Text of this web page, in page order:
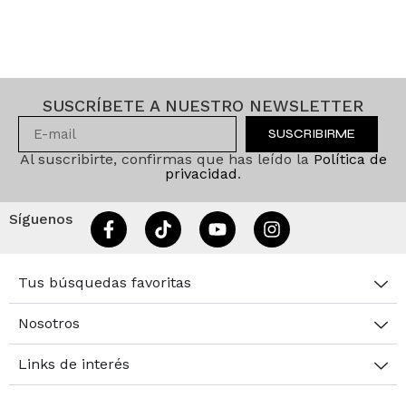
SUSCRÍBETE A NUESTRO NEWSLETTER
SUSCRIBIRME
Al suscribirte, confirmas que has leído la Política de
privacidad.
Síguenos
Tus búsquedas favoritas
Nosotros
Links de interés